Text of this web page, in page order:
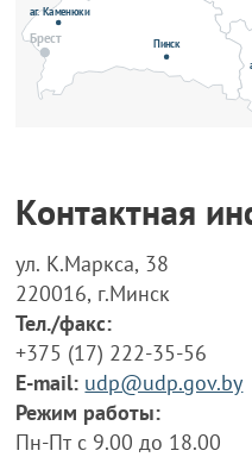
Брест
Пинск
аг. Каменюки
Контактная
ул. К.Маркса, 38
220016, г.Минск
Тел./факс:
+375 (17) 222-35-56
E-mail: udp@udp.gov.by
Режим работы:
Пн-Пт с 9.00 до 18.00